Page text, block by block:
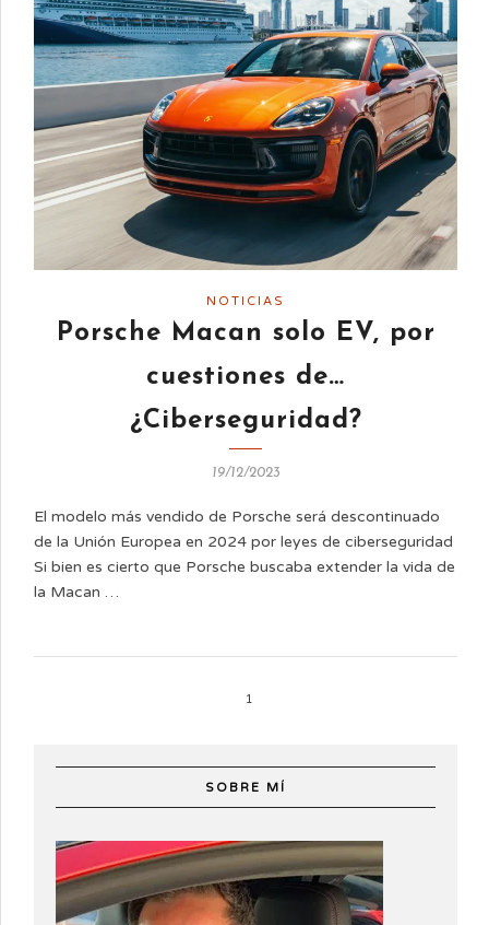
NOTICIAS
Porsche Macan solo EV, por
cuestiones de…
¿Ciberseguridad?
19/12/2023
El modelo más vendido de Porsche será descontinuado
de la Unión Europea en 2024 por leyes de ciberseguridad
Si bien es cierto que Porsche buscaba extender la vida de
la Macan …
1
SOBRE MÍ